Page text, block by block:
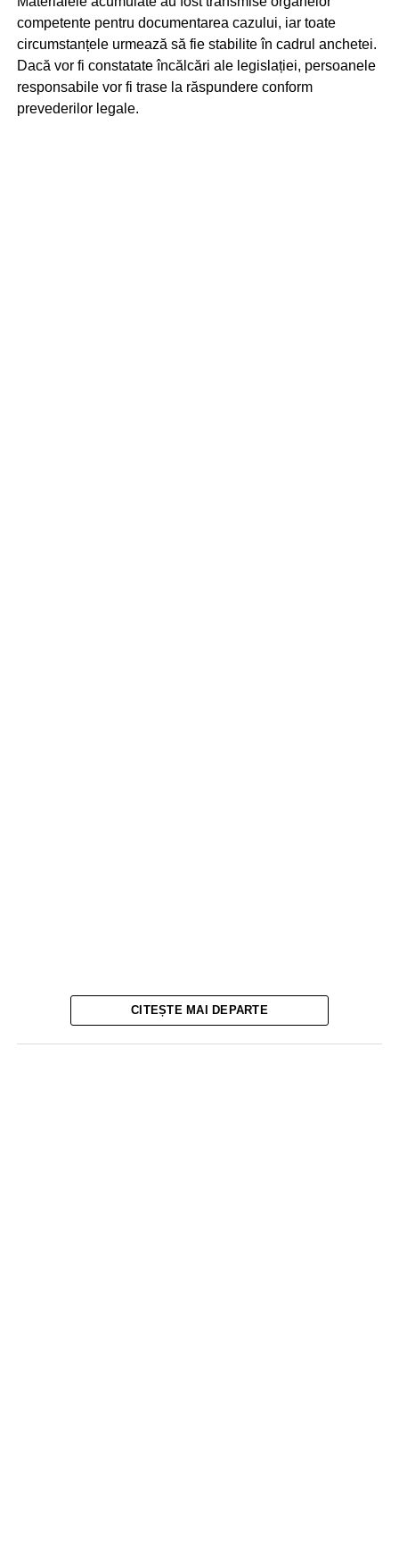
competente pentru documentarea cazului, iar toate
circumstanțele urmează să fie stabilite în cadrul anchetei.
Dacă vor fi constatate încălcări ale legislației, persoanele
responsabile vor fi trase la răspundere conform
prevederilor legale.
CITEȘTE MAI DEPARTE